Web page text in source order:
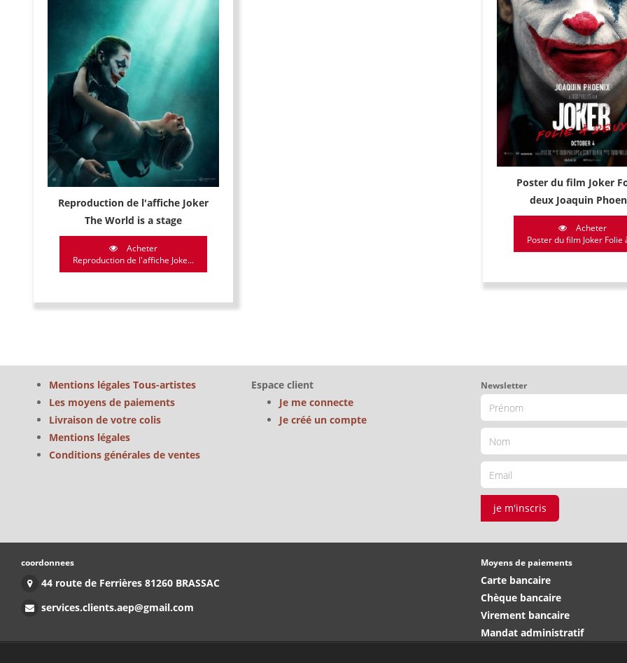
Poster du film Joker
deux Joaquin
Acheter
Poster du film Joker Folie
Reproduction de l'affiche Joker
The World is a stage
Acheter
Reproduction de l'affiche Joke...
Mentions légales Tous-artistes
Les moyens de paiements
Livraison de votre colis
Mentions légales
Conditions générales de ventes
Espace client
Je me connecte
Je créé un compte
Newsletter
je m'inscris
coordonnees
44 route de Ferrières 81260 BRASSAC
services.clients.aep@gmail.com
Moyens de paiements
Carte bancaire
Chèque bancaire
Virement bancaire
Mandat administratif